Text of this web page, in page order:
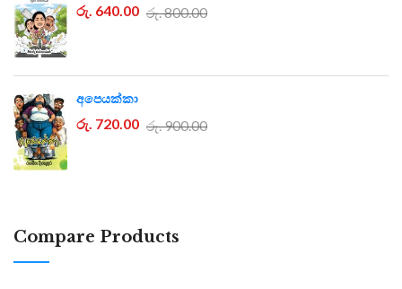
රු. 640.00 රු. 800.00
අපෙයක්කා
රු. 720.00 රු. 900.00
Compare Products